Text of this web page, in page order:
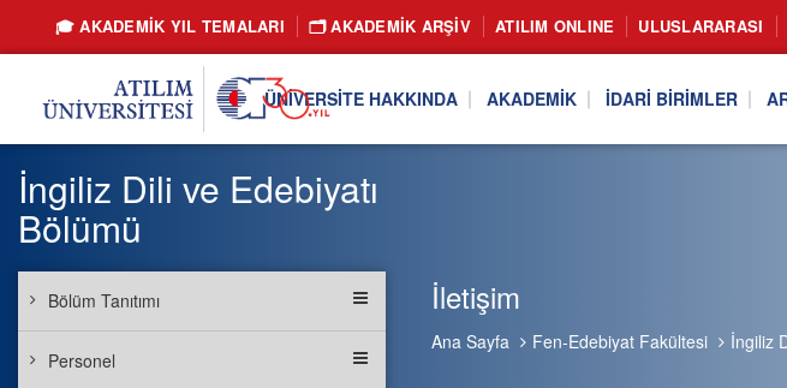
🎓 AKADEMİK YIL TEMALARI 🗂️ AKADEMIK ARŞIV ATILIM ONLINE ULUSLARARASI
ÜNIVERSITE HAKKINDA AKADEMIK İDARI BIRIMLER
İletişim
Ana Sayfa Fen-Edebiyat Fakültesi İngiliz
İngiliz Dili ve Edebiyatı
Bölümü
Bölüm Tanıtımı
Personel